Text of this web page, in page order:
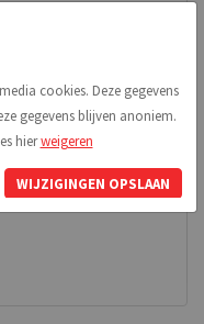
cookies. Deze gegevens
gegevens blijven anoniem.
hierweigeren
WIJZIGINGEN OPSLAAN